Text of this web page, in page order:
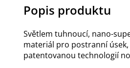
Popis produktu
Světlem tuhnoucí, nano-
materiál pro postranní
patentovanou technologií